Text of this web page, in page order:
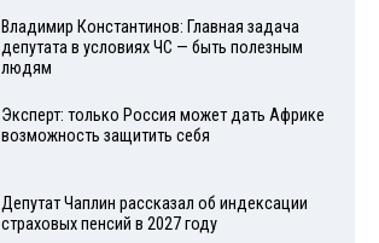
Владимир Константинов: Главная задача
депутата в условиях ЧС — быть полезным
людям
Эксперт: только Россия может дать Африке
возможность защитить себя
Депутат Чаплин рассказал об индексации
страховых пенсий в 2027 году